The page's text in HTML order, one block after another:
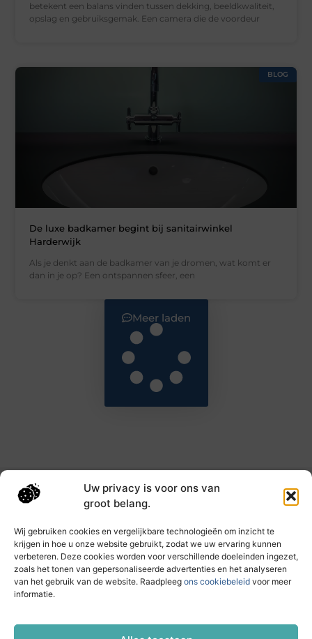
Uw privacy is voor ons van
groot belang.
Wij gebruiken cookies en vergelijkbare technologieën om inzicht te
krijgen in hoe u onze website gebruikt, zodat we uw ervaring kunnen
verbeteren. Deze cookies worden voor verschillende doeleinden ingezet,
zoals het tonen van gepersonaliseerde advertenties en het analyseren
van het gebruik van de website. Raadpleeg ons cookiebeleid voor meer
informatie.
betekent een balans vinden tussen dekking, beeldkwaliteit,
opslag en gebruiksgemak. Een camera die de voordeur
BLOG
De luxe badkamer begint bij sanitairwinkel
Harderwijk
Als je denkt aan de badkamer van je dromen, wat komt er
dan in je op? Een ontspannen sfeer, een
Meer laden
Main Links
Dagelijks nieuwe inzichten op taec.nl
Artikelen vol kennis, inspiratie en praktische tips die